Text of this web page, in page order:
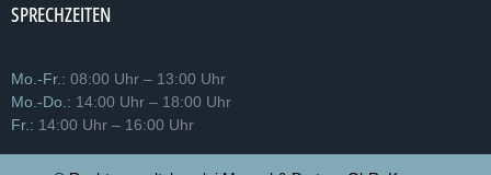
SPRECHZEITEN
Mo.-Fr.: 08:00 Uhr – 13:00 Uhr
Mo.-Do.: 14:00 Uhr – 18:00 Uhr
Fr.: 14:00 Uhr – 16:00 Uhr